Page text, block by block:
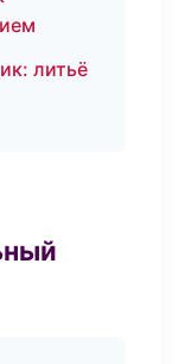
литьё